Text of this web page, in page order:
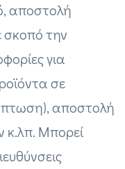
αποστολή
την
για
σε
αποστολή
κ.λπ. Μπορεί